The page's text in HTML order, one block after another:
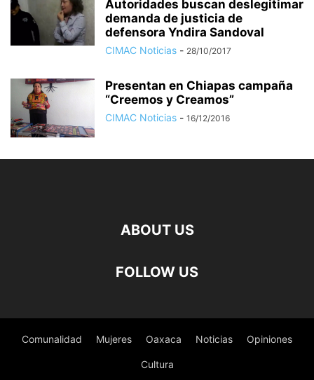
Autoridades buscan deslegitimar
demanda de justicia de
defensora Yndira Sandoval
CIMAC Noticias - 28/10/2017
Presentan en Chiapas campaña
“Creemos y Creamos”
CIMAC Noticias - 16/12/2016
ABOUT US
FOLLOW US
Comunalidad Mujeres Oaxaca Noticias Opiniones
Cultura